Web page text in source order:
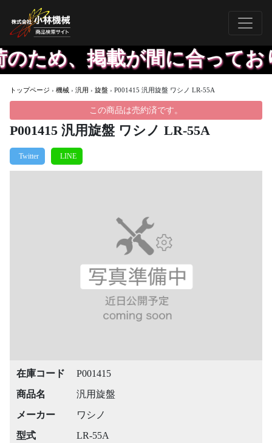
、掲載が間に合ってお
トップページ › 機械 › 汎用 › 旋盤 › P001415 汎用旋盤 ワシノ LR-55A
この商品は売約済です。
P001415 汎用旋盤 ワシノ LR-55A
在庫コード
P001415
商品名
汎用旋盤
メーカー
ワシノ
型式
LR-55A